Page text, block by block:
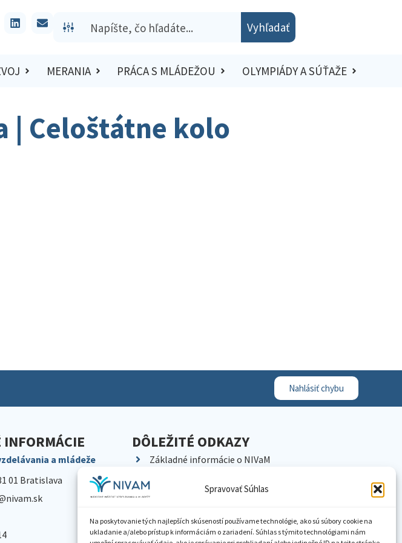
Spravovať Súhlas
Na poskytovanie tých najlepších skúseností používame technológie, ako sú súbory cookie na
ukladanie a/alebo prístup k informáciám o zariadení. Súhlas s týmito technológiami nám
Vyhľadať
MERANIA PRÁCA S MLÁDEŽOU OLYMPIÁDY A SÚŤAŽE
| Celoštátne kolo
Nahlásiť chybu
a mládeže
01 Bratislava
DÔLEŽITÉ ODKAZY
Základné informácie o NIVaM
Kariéra
Pracoviská NIVaM